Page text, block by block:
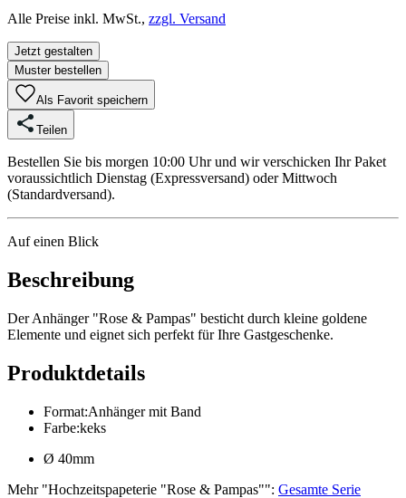
Alle Preise inkl. MwSt., zzgl. Versand
Jetzt gestalten
Muster bestellen
Als Favorit speichern
Teilen
Bestellen Sie bis morgen 10:00 Uhr und wir verschicken Ihr Paket
voraussichtlich Dienstag (Expressversand) oder Mittwoch
(Standardversand).
Auf einen Blick
Beschreibung
Der Anhänger "Rose & Pampas" besticht durch kleine goldene
Elemente und eignet sich perfekt für Ihre Gastgeschenke.
Produktdetails
Format:Anhänger mit Band
Farbe:keks
Ø 40mm
Mehr"Hochzeitspapeterie "Rose & Pampas"": Gesamte Serie